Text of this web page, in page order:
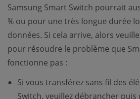
Samsung Smart Switch pourrait
% ou pour une très longue durée
données. Si cela arrive, alors
pour résoudre le problème que
fonctionne pas :
Si vous transférez sans fil des
Switch, veuillez débrancher